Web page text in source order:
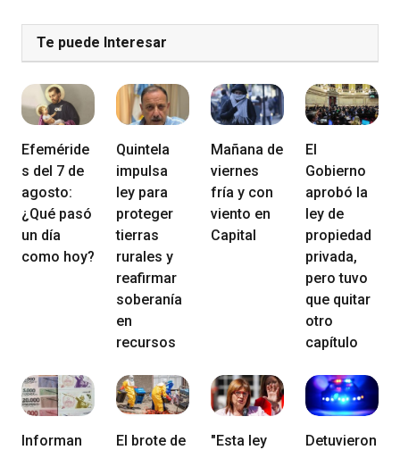
Te puede Interesar
Efeméride
s del 7 de
agosto:
¿Qué pasó
un día
como hoy?
Quintela
impulsa
ley para
proteger
tierras
rurales y
reafirmar
soberanía
en
recursos
Mañana de
viernes
fría y con
viento en
Capital
El
Gobierno
aprobó la
ley de
propiedad
privada,
pero tuvo
que quitar
otro
capítulo
Informan
El brote de
"Esta ley
Detuvieron